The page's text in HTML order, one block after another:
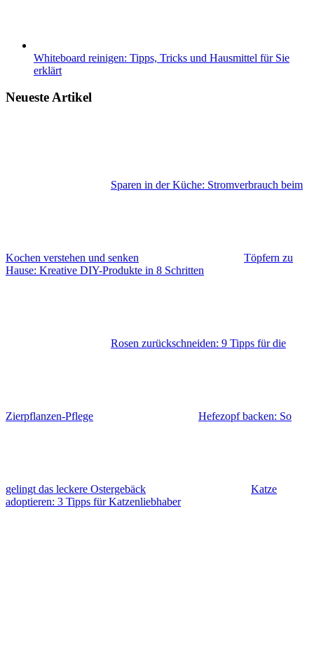
Whiteboard reinigen: Tipps, Tricks und Hausmittel für Sie
erklärt
Neueste Artikel
Sparen in der Küche: Stromverbrauch beim
Kochen verstehen und senken
Töpfern zu
Hause: Kreative DIY-Produkte in 8 Schritten
Rosen zurückschneiden: 9 Tipps für die
Zierpflanzen-Pflege Hefezopf backen: So
gelingt das leckere Ostergebäck
Katze
adoptieren: 3 Tipps für Katzenliebhaber